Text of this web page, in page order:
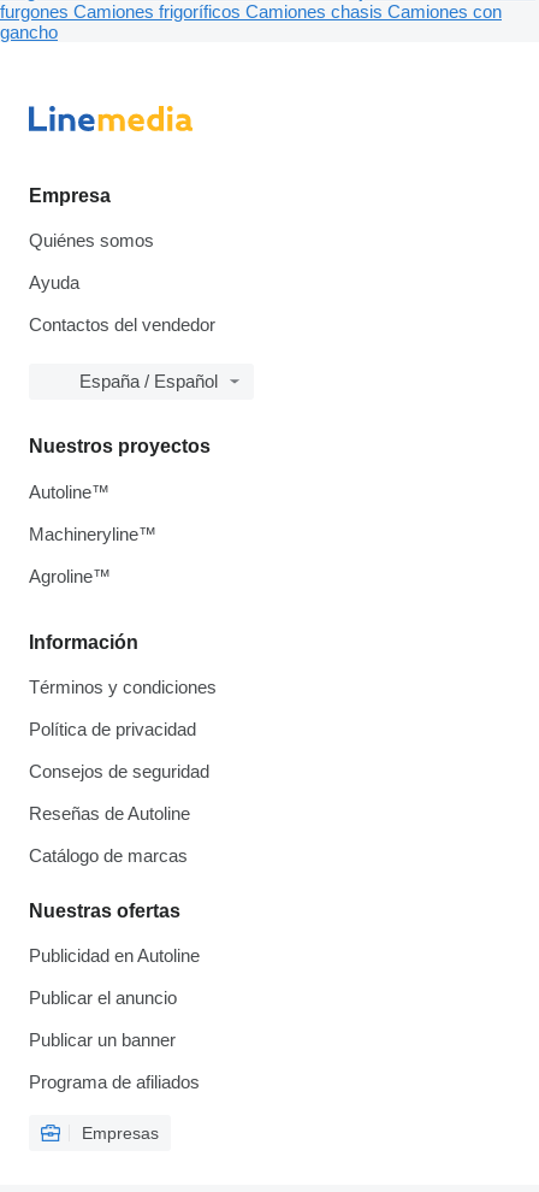
furgones Camiones frigoríficos Camiones chasis Camiones con
gancho
Empresa
Quiénes somos
Ayuda
Contactos del vendedor
España / Español
Información
Términos y condiciones
Política de privacidad
Consejos de seguridad
Reseñas de Autoline
Catálogo de marcas
Nuestras ofertas
Publicidad en Autoline
Publicar el anuncio
Publicar un banner
Programa de afiliados
Empresas
Nuestros proyectos
Autoline™
Machineryline™
Agroline™